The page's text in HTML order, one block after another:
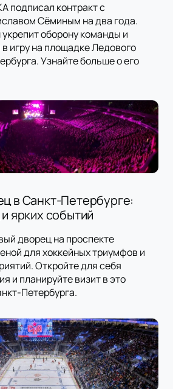
подписал контракт с
Сёминым на два года.
оборону команды и
игру на площадке Ледового
Узнайте больше о его
в Санкт-Петербурге:
ярких событий
дворец на проспекте
для хоккейных триумфов и
Откройте для себя
и планируйте визит в это
Петербурга.